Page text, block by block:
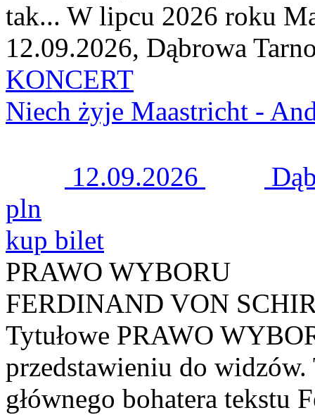
tak... W lipcu 2026 roku
12.09.2026, Dąbrowa
KONCERT
Niech żyje Maastricht -
12.09.2026
pln
kup bilet
PRAWO WYBORU
FERDINAND VON
Tytułowe PRAWO
przedstawieniu do
głównego bohatera tekstu